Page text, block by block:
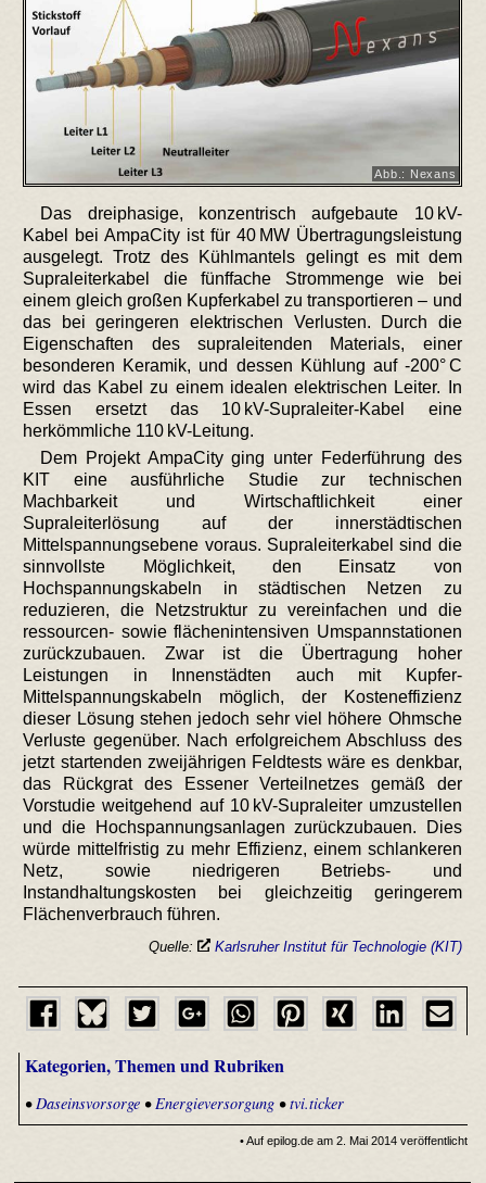
Abb.: Nexans
Das dreiphasige, konzentrisch aufgebaute 10 kV-
Kabel bei AmpaCity ist für 40 MW Übertragungsleistung
ausgelegt. Trotz des Kühlmantels gelingt es mit dem
Supraleiterkabel die fünffache Strommenge wie bei
einem gleich großen Kupferkabel zu transportieren – und
das bei geringeren elektrischen Verlusten. Durch die
Eigenschaften des supraleitenden Materials, einer
besonderen Keramik, und dessen Kühlung auf -200° C
wird das Kabel zu einem idealen elektrischen Leiter. In
Essen ersetzt das 10 kV-Supraleiter-Kabel eine
herkömmliche 110 kV-Leitung.
Dem Projekt AmpaCity ging unter Federführung des
KIT eine ausführliche Studie zur technischen
Machbarkeit und Wirtschaftlichkeit einer
Supraleiterlösung auf der innerstädtischen
Mittelspannungsebene voraus. Supraleiterkabel sind die
sinnvollste Möglichkeit, den Einsatz von
Hochspannungskabeln in städtischen Netzen zu
reduzieren, die Netzstruktur zu vereinfachen und die
ressourcen- sowie flächenintensiven Umspannstationen
zurückzubauen. Zwar ist die Übertragung hoher
Leistungen in Innenstädten auch mit Kupfer-
Mittelspannungskabeln möglich, der Kosteneffizienz
dieser Lösung stehen jedoch sehr viel höhere Ohmsche
Verluste gegenüber. Nach erfolgreichem Abschluss des
jetzt startenden zweijährigen Feldtests wäre es denkbar,
das Rückgrat des Essener Verteilnetzes gemäß der
Vorstudie weitgehend auf 10 kV-Supraleiter umzustellen
und die Hochspannungsanlagen zurückzubauen. Dies
würde mittelfristig zu mehr Effizienz, einem schlankeren
Netz, sowie niedrigeren Betriebs- und
Instandhaltungskosten bei gleichzeitig geringerem
Flächenverbrauch führen.
Quelle: Karlsruher Institut für Technologie (KIT)
Kategorien, Themen und Rubriken
•Daseinsvorsorge•Energieversorgung•tvi.ticker
• Auf epilog.de am 2. Mai 2014 veröffentlicht